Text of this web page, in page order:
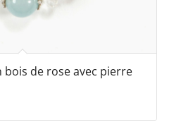
bois de rose avec pierre